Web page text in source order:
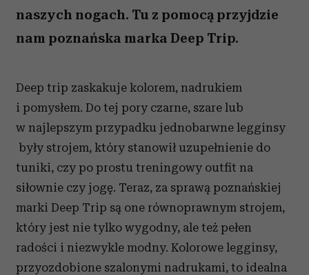
naszych nogach. Tu z pomocą przyjdzie
nam poznańska marka Deep Trip.
Deep trip zaskakuje kolorem, nadrukiem
i pomysłem. Do tej pory czarne, szare lub
w najlepszym przypadku jednobarwne legginsy
były strojem, który stanowił uzupełnienie do
tuniki, czy po prostu treningowy outfit na
siłownie czy jogę. Teraz, za sprawą poznańskiej
marki Deep Trip są one równoprawnym strojem,
który jest nie tylko wygodny, ale też pełen
radości i niezwykle modny. Kolorowe legginsy,
przyozdobione szalonymi nadrukami, to idealna